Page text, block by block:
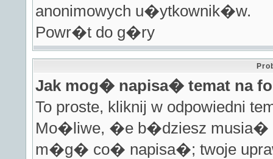
anonimowych u�ytkownik�w.
Powr�t do g�ry
Jak mog� napisa� temat na
To proste, kliknij w odpowiedni
Mo�liwe, �e b�dziesz musia�
m�g� co� napisa�; twoje